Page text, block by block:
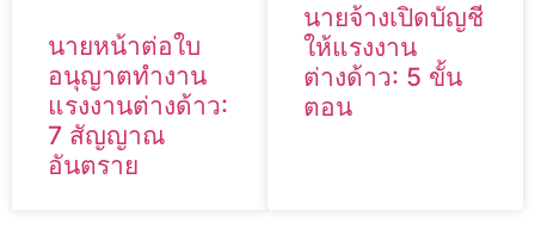
นายหน้าต่อใบ
อนุญาตทำงาน
แรงงานต่างด้าว:
7 สัญญาณ
อันตราย
นายจ้างเปิดบัญชี
ให้แรงงาน
ต่างด้าว: 5 ขั้น
ตอน